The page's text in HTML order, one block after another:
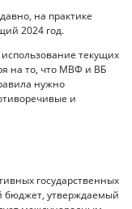
на практике
2024 год.
текущих
на то, что МВФ и ВБ
нужно
и
государственных
бюджет, утверждаемый